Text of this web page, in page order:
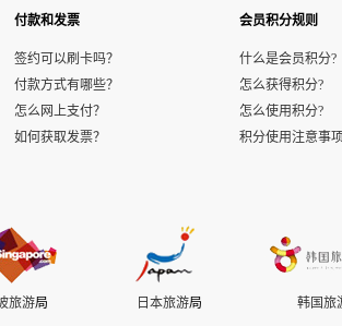
付款和发票
签约可以刷卡吗？
付款方式有哪些？
怎么网上支付？
如何获取发票？
会员积分规则
什么是会员积分?
怎么获得积分?
怎么使用积分?
积分使用注意事项
旅游局 日本旅游局 韩国旅